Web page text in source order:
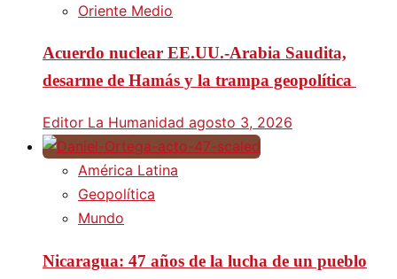
Oriente Medio
Acuerdo nuclear EE.UU.-Arabia Saudita,
desarme de Hamás y la trampa geopolítica
Editor La Humanidad agosto 3, 2026
América Latina
Geopolítica
Mundo
Nicaragua: 47 años de la lucha de un pueblo